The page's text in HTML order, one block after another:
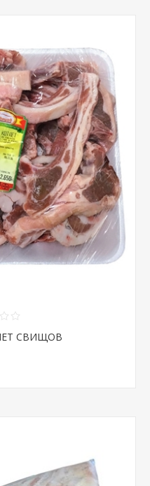
СВИЩОВ